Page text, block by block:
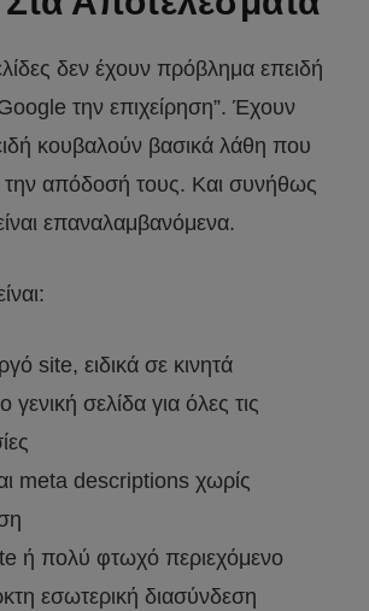
δεν έχουν πρόβλημα επειδή
την επιχείρηση”. Έχουν
κουβαλούν βασικά λάθη που
απόδοσή τους. Και συνήθως
επαναλαμβανόμενα.
site, ειδικά σε κινητά
γενική σελίδα για όλες τις
meta descriptions χωρίς
ή πολύ φτωχό περιεχόμενο
εσωτερική διασύνδεση